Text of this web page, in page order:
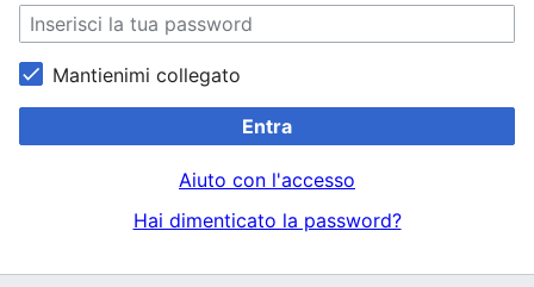
Mantienimi collegato
Entra
Aiuto con l'accesso
Hai dimenticato la password?